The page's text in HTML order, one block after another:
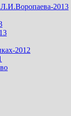
Л.И.Воропаева-2013
2012